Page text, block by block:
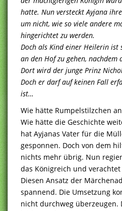
hatte. Nun versteckt Ayjana
um nicht, wie so viele andere
hingerichtet zu werden.
Doch als Kind einer Heilerin ist
an den Hof zu gehen,
Dort wird der junge Prinz
Doch er darf auf keinen Fall
ist…
Wie hätte Rumpelstilzchen
Wie hätte die Geschichte
hat Ayjanas Vater für die
gesponnen. Doch von dem
nichts mehr übrig. Nun
das Königreich und
Diesen Ansatz der
spannend. Die Umsetzung
nicht durchweg überzeugen.